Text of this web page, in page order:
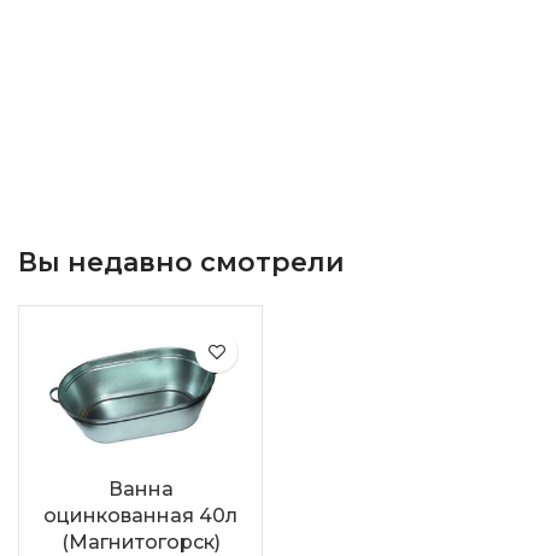
Вы недавно смотрели
Ванна
оцинкованная 40л
(Магнитогорск)